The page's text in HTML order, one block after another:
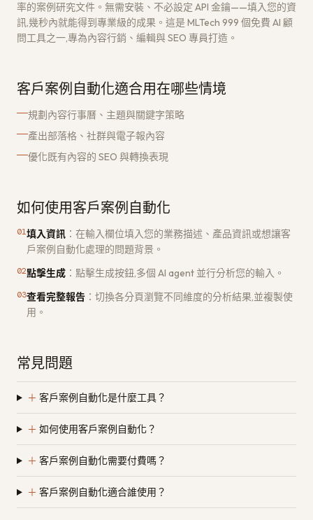
率的案例研究文件。無需安裝、不必設定 API 金鑰——填入您的資
訊,幾秒內就能得到專業級的成果。這是 MLTech 999 個免費 AI 顧
問工具之一,專為內容行銷、編輯與 SEO 專員打造。
客戶案例自動化適合用在哪些情境
規劃內容行事曆、主題與關鍵字策略
產出部落格、社群與電子報內容
優化既有內容的 SEO 與轉換表現
如何使用客戶案例自動化
01填入資訊 ： 在輸入欄位填入您的業務描述、產品資訊或想讓客
戶案例自動化處理的問題背景。
02點擊生成 ： 點擊生成按鈕,多個 AI agent 並行分析您的輸入。
03查看完整報告 ： 切換各分頁瀏覽不同維度的分析結果,並複製使
用。
常見問題
＋ 客戶案例自動化是什麼工具？
＋ 如何使用客戶案例自動化？
＋ 客戶案例自動化需要付費嗎？
＋ 客戶案例自動化適合誰使用？